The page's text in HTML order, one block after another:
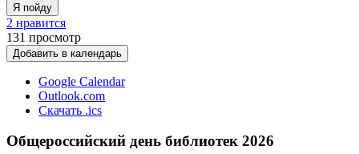
Я пойду
2 нравится
131 просмотр
Добавить в календарь
Google Calendar
Outlook.com
Скачать .ics
Общероссийский день библиотек 2026